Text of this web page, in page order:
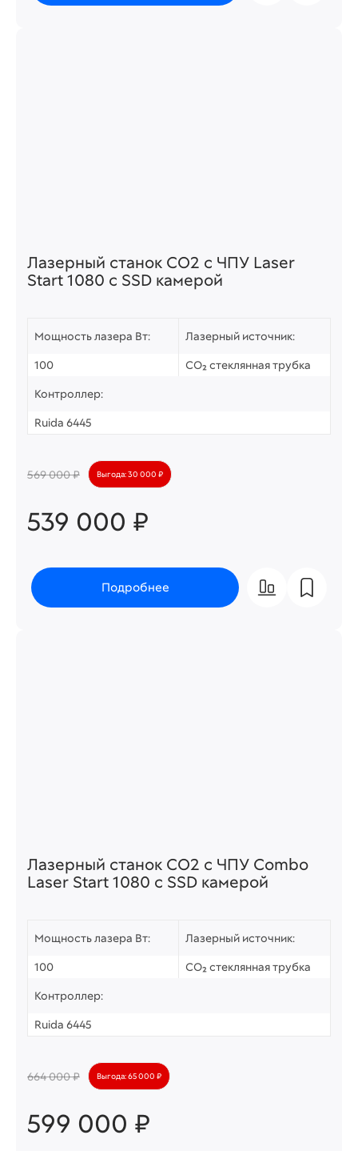
Лазерный станок СО2 c ЧПУ Laser
Start 1080 с SSD камерой
Мощность лазера Вт:
100
Лазерный источник:
CO₂ стеклянная трубка
Контроллер:
Ruida 6445
569 000 ₽ Выгода: 30 000 ₽
539 000 ₽
Подробнее
Лазерный станок СО2 c ЧПУ Combo
Laser Start 1080 с SSD камерой
Мощность лазера Вт:
100
Лазерный источник:
CO₂ стеклянная трубка
Контроллер:
Ruida 6445
664 000 ₽ Выгода: 65 000 ₽
599 000 ₽